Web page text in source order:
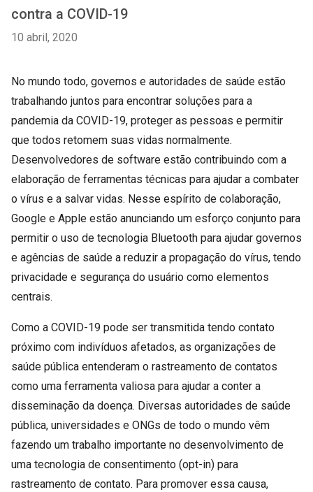
contra a COVID-19
10 abril, 2020
No mundo todo, governos e autoridades de saúde estão
trabalhando juntos para encontrar soluções para a
pandemia da COVID-19, proteger as pessoas e permitir
que todos retomem suas vidas normalmente.
Desenvolvedores de software estão contribuindo com a
elaboração de ferramentas técnicas para ajudar a combater
o vírus e a salvar vidas. Nesse espírito de colaboração,
Google e Apple estão anunciando um esforço conjunto para
permitir o uso de tecnologia Bluetooth para ajudar governos
e agências de saúde a reduzir a propagação do vírus, tendo
privacidade e segurança do usuário como elementos
centrais.
Como a COVID-19 pode ser transmitida tendo contato
próximo com indivíduos afetados, as organizações de
saúde pública entenderam o rastreamento de contatos
como uma ferramenta valiosa para ajudar a conter a
disseminação da doença. Diversas autoridades de saúde
pública, universidades e ONGs de todo o mundo vêm
fazendo um trabalho importante no desenvolvimento de
uma tecnologia de consentimento (opt-in) para
rastreamento de contato. Para promover essa causa,